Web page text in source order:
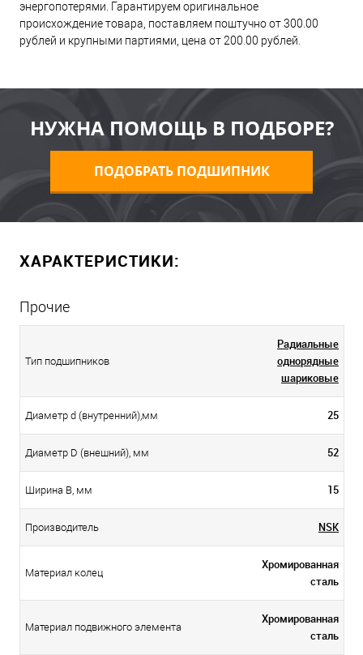
энергопотерями. Гарантируем оригинальное
происхождение товара, поставляем поштучно от 300.00
рублей и крупными партиями, цена от 200.00 рублей.
НУЖНА ПОМОЩЬ В ПОДБОРЕ?
ПОДОБРАТЬ ПОДШИПНИК
ХАРАКТЕРИСТИКИ:
Прочие
Тип подшипников
Радиальные
однорядные
шариковые
Диаметр d (внутренний),мм 25
Диаметр D (внешний), мм 52
Ширина B, мм 15
Производитель NSK
Материал колец
Хромированная
сталь
Материал подвижного элемента
Хромированная
сталь